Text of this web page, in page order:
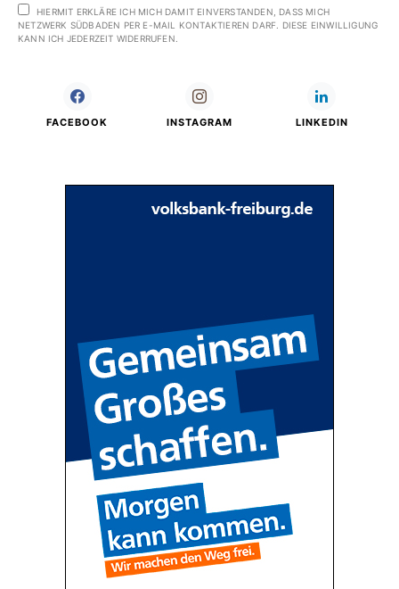
HIERMIT ERKLÄRE ICH MICH DAMIT EINVERSTANDEN, DASS MICH
NETZWERK SÜDBADEN PER E-MAIL KONTAKTIEREN DARF. DIESE EINWILLIGUNG
KANN ICH JEDERZEIT WIDERRUFEN.
FACEBOOK INSTAGRAM LINKEDIN